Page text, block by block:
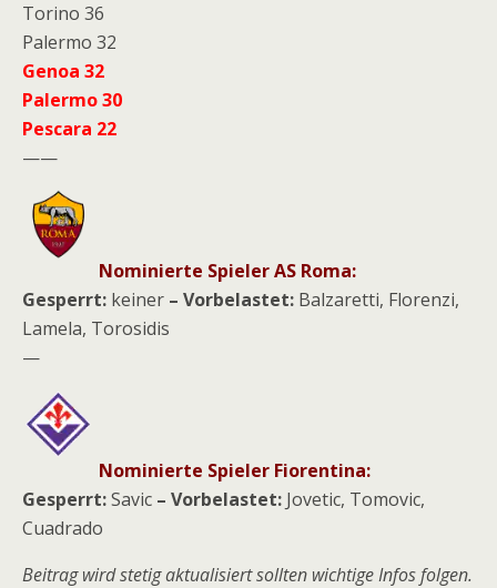
Torino 36
Palermo 32
Genoa 32
Palermo 30
Pescara 22
——
Nominierte Spieler AS Roma:
Gesperrt: keiner – Vorbelastet: Balzaretti, Florenzi,
Lamela, Torosidis
—
Nominierte Spieler Fiorentina:
Gesperrt:Savic – Vorbelastet: Jovetic, Tomovic,
Cuadrado
Beitrag wird stetig aktualisiert sollten wichtige Infos folgen.